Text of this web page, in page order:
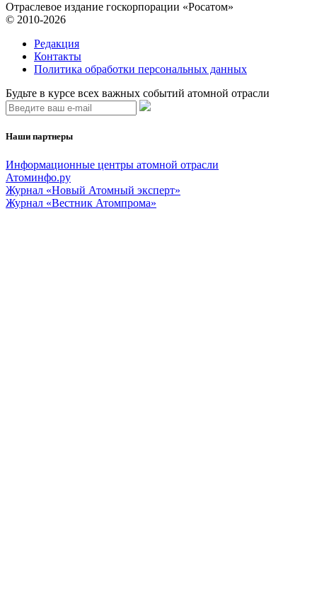
Отраслевое издание госкорпорации «Росатом»
© 2010-2026
Редакция
Контакты
Политика обработки персональных данных
Будьте в курсе всех важных событий атомной отрасли
Наши партнеры
Информационные центры атомной отрасли
Атоминфо.ру
Журнал «Новый Атомный эксперт»
Журнал «Вестник Атомпрома»